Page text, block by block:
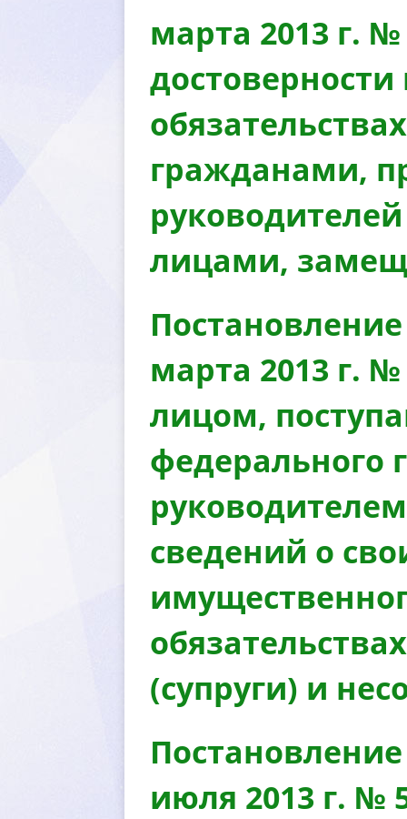
марта 2013 г.
ражданами,
лицами,
марта 2013 г.
лицом,
федерального
сведений о
(супруги) и
июля 2013 г. №